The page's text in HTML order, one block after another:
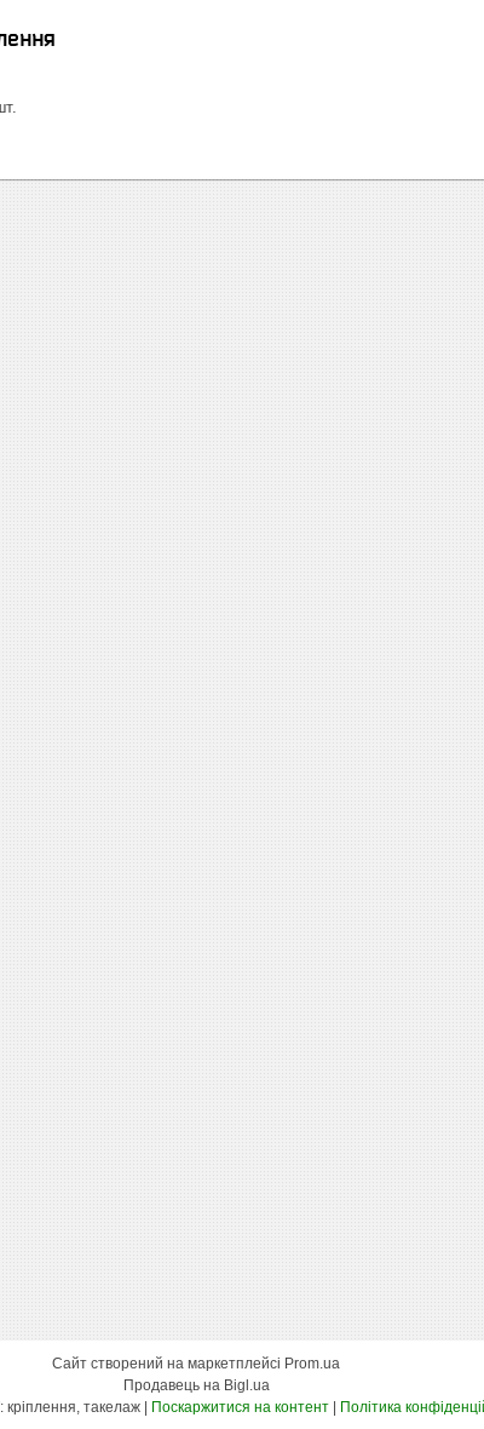
Сайт створений на маркетплейсі Prom.ua
Продавець на Bigl.ua
Поскаржитися на контент Політика